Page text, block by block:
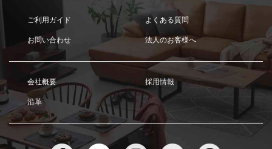
ご利用ガイド よくある質問
お問い合わせ 法人のお客様へ
会社概要 採用情報
沿革